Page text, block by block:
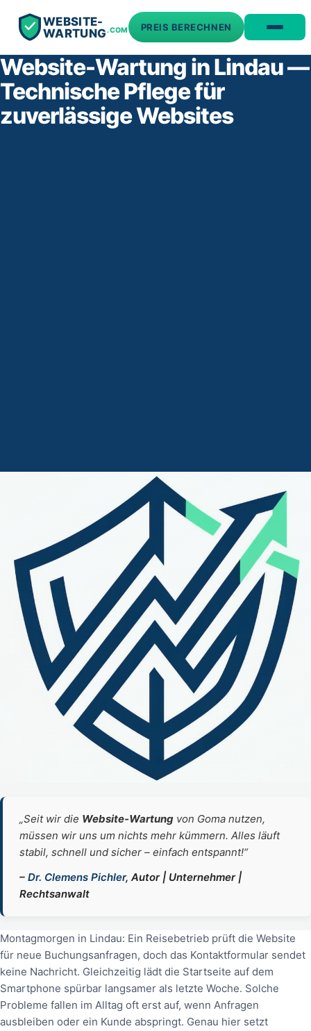
WEBSITE-
WARTUNG.COM PREIS BERECHNEN
Website-Wartung in Lindau —
Technische Pflege für
zuverlässige Websites
„Seit wir die Website‑Wartung von Goma nutzen,
müssen wir uns um nichts mehr kümmern. Alles läuft
stabil, schnell und sicher – einfach entspannt!“
– Dr. Clemens Pichler, Autor | Unternehmer |
Rechtsanwalt
Montagmorgen in Lindau: Ein Reisebetrieb prüft die Website
für neue Buchungsanfragen, doch das Kontaktformular sendet
keine Nachricht. Gleichzeitig lädt die Startseite auf dem
Smartphone spürbar langsamer als letzte Woche. Solche
Probleme fallen im Alltag oft erst auf, wenn Anfragen
ausbleiben oder ein Kunde abspringt. Genau hier setzt